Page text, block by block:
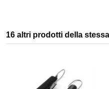
16 altri prodotti della